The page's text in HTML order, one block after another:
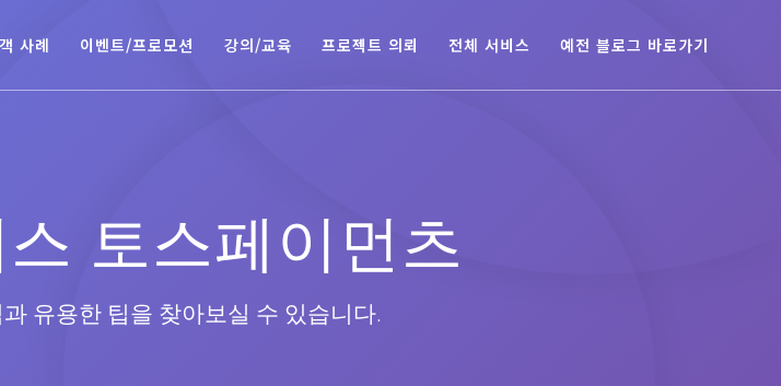
사례 이벤트/프로모션 강의/교육 프로젝트 의뢰 전체 서비스 예전 블로그 바로가기
토스페이먼츠
유용한 팁을 찾아보실 수 있습니다.